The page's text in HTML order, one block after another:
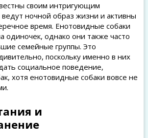
своим интригующим
ночной образ жизни и активны
время. Енотовидные собаки
одиночек, однако они также часто
семейные группы. Это
поскольку именно в них
социальное поведение,
хотя енотовидные собаки вовсе не
и